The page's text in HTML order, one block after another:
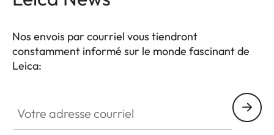
Nos envois par courriel vous tiendront
constamment informé sur le monde fascinant de
Leica: